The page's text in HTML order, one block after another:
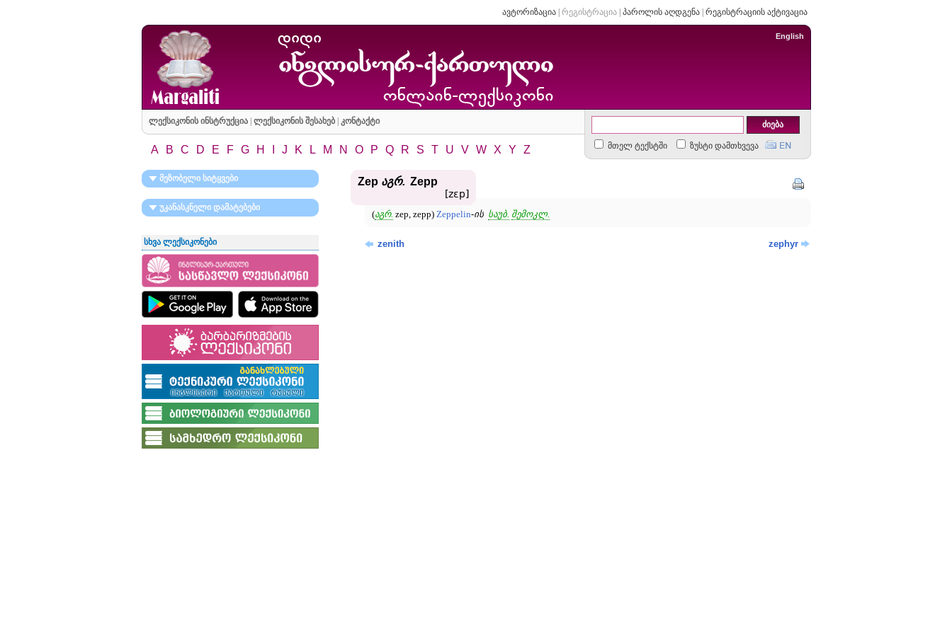
ავტორიზაცია| რეგისტრაცია| პაროლის აღდგენა| რეგისტრაციის აქტივაცია
English
ლექსიკონის ინსტრუქცია| ლექსიკონის შესახებ| კონტაქტი
მთელ ტექსტში ზუსტი დამთხვევა
A B C D E F G H J K L M N O P Q R S T U V W X Y Z
მეზობელი სიტყვები
უკანასკნელი დამატებები
სხვა ლექსიკონები
Zep აგრ. Zepp
[zɛp]
(აგრ. zep, zepp) Zeppelin-ის საუბ. შემოკლ.
zenith zephyr